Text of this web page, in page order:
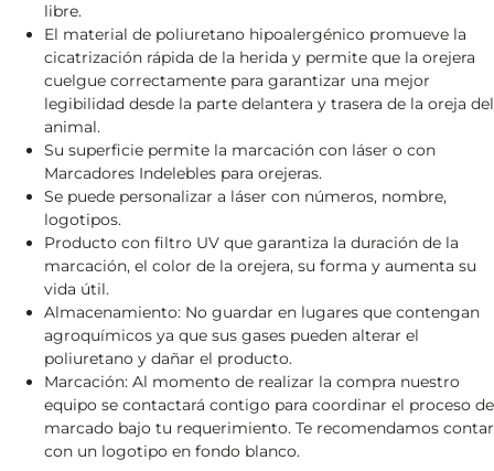
libre.
El material de poliuretano hipoalergénico promueve la
cicatrización rápida de la herida y permite que la orejera
cuelgue correctamente para garantizar una mejor
legibilidad desde la parte delantera y trasera de la oreja del
animal.
Su superficie permite la marcación con láser o con
Marcadores Indelebles para orejeras.
Se puede personalizar a láser con números, nombre,
logotipos.
Producto con filtro UV que garantiza la duración de la
marcación, el color de la orejera, su forma y aumenta su
vida útil.
Almacenamiento: No guardar en lugares que contengan
agroquímicos ya que sus gases pueden alterar el
poliuretano y dañar el producto.
Marcación: Al momento de realizar la compra nuestro
equipo se contactará contigo para coordinar el proceso de
marcado bajo tu requerimiento. Te recomendamos contar
con un logotipo en fondo blanco.